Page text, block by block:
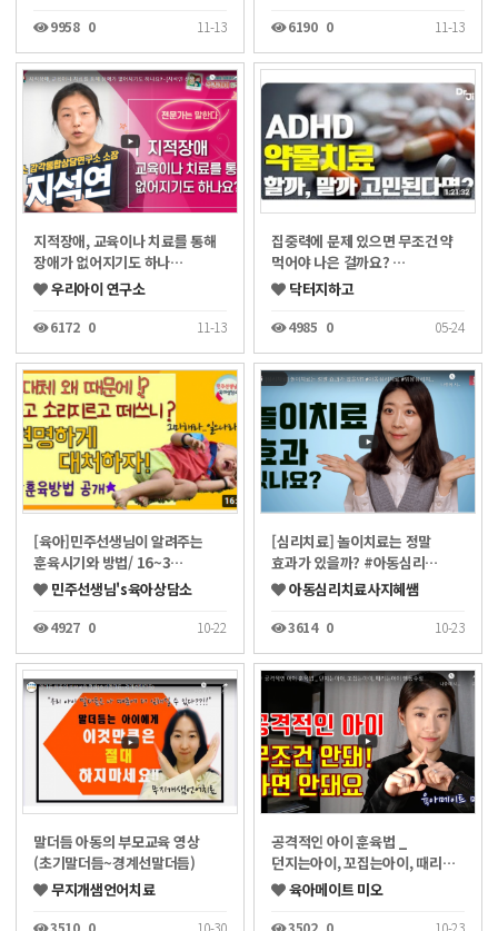
9958 0 11-13 6190 0 11-13
지적장애, 교육이나 치료를 통해
장애가 없어지기도 하나…
우리아이 연구소
6172 0 11-13
집중력에 문제 있으면 무조건 약
먹어야 나은 걸까요? …
닥터지하고
4985 0 05-24
[육아]민주선생님이 알려주는
훈육시기와 방법/ 16~3…
민주선생님's육아상담소
4927 0 10-22
[심리치료] 놀이치료는 정말
효과가 있을까? #아동심리…
아동심리치료사지혜쌤
3614 0 10-23
말더듬 아동의 부모교육 영상
(초기말더듬~경계선말더듬)
무지개샘언어치료
3510 0 10-30
공격적인 아이 훈육법 _
던지는아이, 꼬집는아이, 때리…
육아메이트 미오
3502 0 10-23